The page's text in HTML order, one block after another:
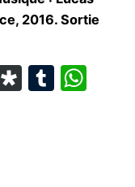
2016. Sortie
Diaspora